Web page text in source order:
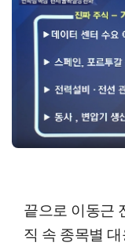
끝으로 이동근
직 속 종목별